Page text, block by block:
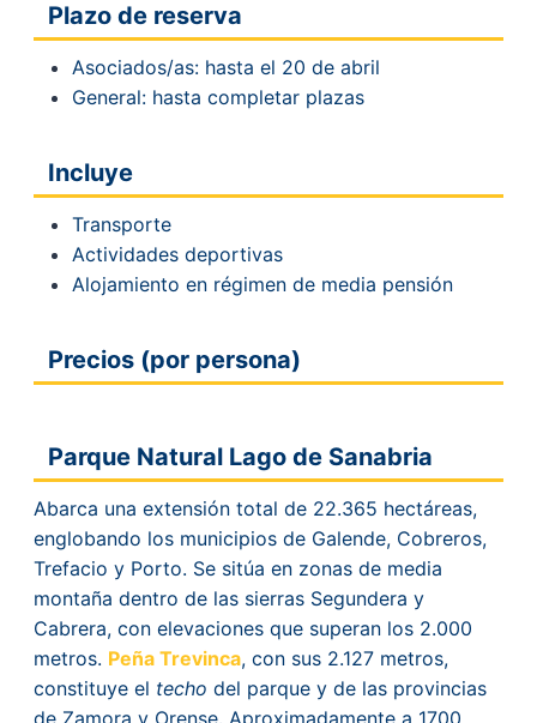
Plazo de reserva
Asociados/as: hasta el 20 de abril
General: hasta completar plazas
Incluye
Transporte
Actividades deportivas
Alojamiento en régimen de media pensión
Precios (por persona)
Parque Natural Lago de Sanabria
Abarca una extensión total de 22.365 hectáreas,
englobando los municipios de Galende, Cobreros,
Trefacio y Porto. Se sitúa en zonas de media
montaña dentro de las sierras Segundera y
Cabrera, con elevaciones que superan los 2.000
metros. Peña Trevinca, con sus 2.127 metros,
constituye el techo del parque y de las provincias